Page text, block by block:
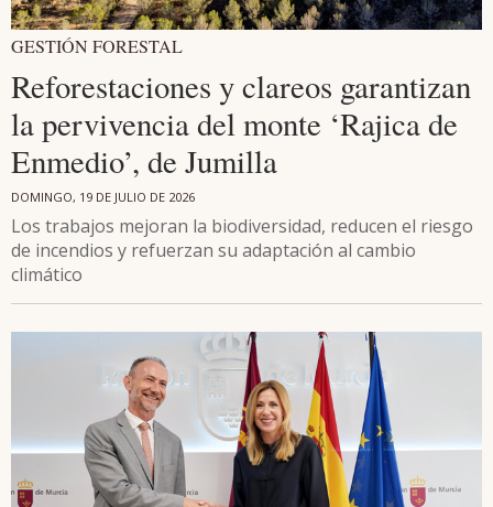
GESTIÓN FORESTAL
Reforestaciones y clareos garantizan
la pervivencia del monte ‘Rajica de
Enmedio’, de Jumilla
DOMINGO, 19 DE JULIO DE 2026
Los trabajos mejoran la biodiversidad, reducen el riesgo
de incendios y refuerzan su adaptación al cambio
climático